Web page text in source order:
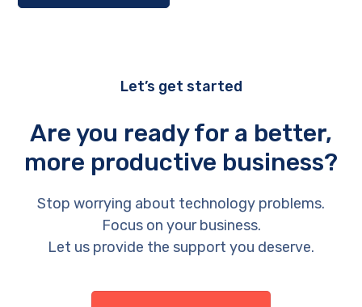
Let’s get started
Are you ready for a better,
more productive business?
Stop worrying about technology problems.
Focus on your business.
Let us provide the support you deserve.